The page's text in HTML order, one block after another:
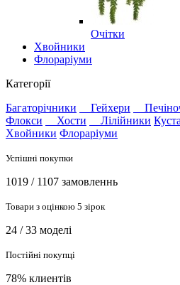
Очітки
Хвойники
Флораріуми
Категорії
Багаторічники
Гейхери
Флокси
Хости Лілійники
Хвойники Флораріуми
Успішні покупки
1019 / 1107 замовленнь
Товари з оцінкою 5 зірок
24 / 33 моделі
Постійні покупці
78% клиентів